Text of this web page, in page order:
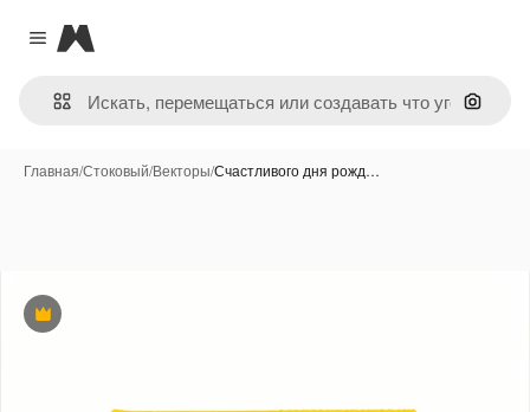
Close menu
Magnific
Поиск
Главная/Стоковый/Векторы/Счастливого дня рожд…
Премиум